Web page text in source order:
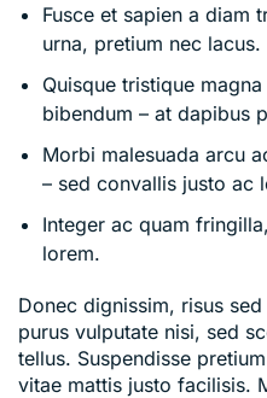
Fusce et sapien a diam
urna, pretium nec lacus.
Quisque tristique
bibendum – at dapibus
Morbi malesuada arcu
– sed convallis justo ac
Integer ac quam
lorem.
Donec dignissim, risus
purus vulputate nisi, sed
tellus. Suspendisse
vitae mattis justo facilisis.